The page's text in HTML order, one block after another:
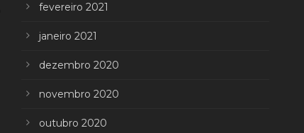
fevereiro 2021
janeiro 2021
dezembro 2020
novembro 2020
outubro 2020